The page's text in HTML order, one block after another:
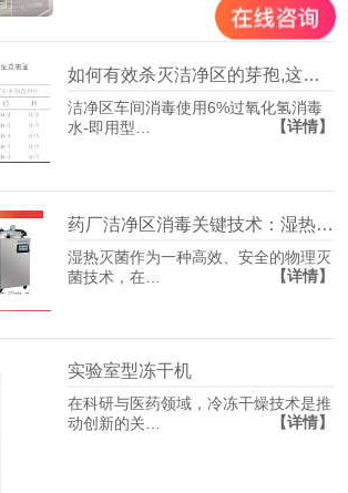
如何有效杀灭洁净区的芽孢,这款国产消毒水可能是破解关键
洁净区车间消毒使用6%过氧化氢消毒
水-即用型…
【详情】
药厂洁净区消毒关键技术：湿热灭菌的应用与要点
湿热灭菌作为一种高效、安全的物理灭
菌技术，在…
【详情】
实验室型冻干机
在科研与医药领域，冷冻干燥技术是推
动创新的关…
【详情】